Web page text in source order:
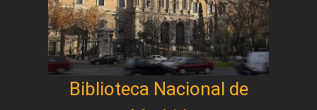
Biblioteca Nacional de